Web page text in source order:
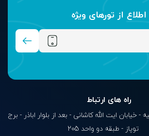
اطلاع از تور‌های ویژه
راه های ارتباط
خیابان ایت الله کاشانی - بعد از بلوار‌‌ اباذر - برج
توپاز - طبقه دو واحد 205